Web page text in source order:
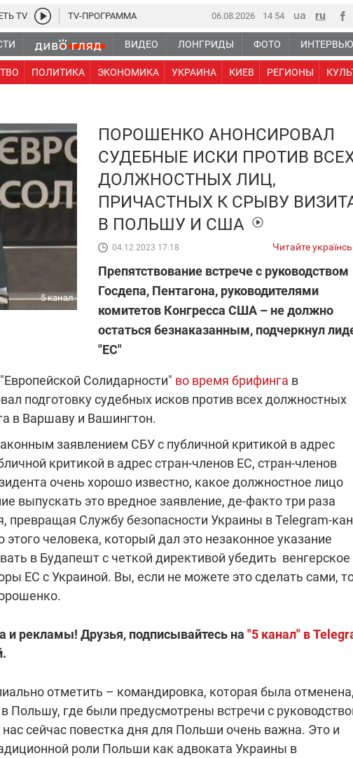
06.08.2026 14:54
ВИДЕО ЛОНГРИДЫ ФОТО ИНТЕРВЬЮ
ПОЛИТИКА ЭКОНОМИКА УКРАИНА КИЕВ РЕГИОНЫ
TV TV-ПРОГРАММА
5 канал
ПОРОШЕНКО АНОНСИРОВАЛ
СУДЕБНЫЕ ИСКИ ПРОТИВ
ДОЛЖНОСТНЫХ ЛИЦ,
ПРИЧАСТНЫХ К СРЫВУ
В ПОЛЬШУ И США
04.12.2023 17:18 Читайте
Препятствование встрече с руководством
Госдепа, Пентагона, руководителями
комитетов Конгресса США – не должно
остаться безнаказанным, подчеркнул
"ЕС"
Солидарности" во время брифинга в
подготовку судебных исков против всех должностных
в Варшаву и Вашингтон.
заявлением СБУ с публичной критикой в адрес
критикой в адрес стран-членов ЕС, стран-членов
очень хорошо известно, какое должностное лицо
выпускать это вредное заявление, де-факто три раза
превращая Службу безопасности Украины в Telegram-
человека, который дал это незаконное указание
в Будапешт с четкой директивой убедить венгерское
ЕС с Украиной. Вы, если не можете это сделать сами,
и рекламы! Друзья, подписывайтесь на "5 канал" в
отметить – командировка, которая была отменена,
Польшу, где были предусмотрены встречи с
сейчас повестка дня для Польши очень важна. Это и
роли Польши как адвоката Украины в
СВЕТА В УКРАИНЕ
потребителей в четырех
остается без
в результате
внешние аккумуляторы: в
с аномальной жарой в августе
возобновление графиков
электроэнергии –
АФЕРАХ ДРУГА ЗЕЛЕНСКОГО
отношении бывшего
директора Энергоатома
С бывшего вице-премьера
Чернышова сняли электронный
браслет слежения
12:28
войны" и
пикапы –
сбор
на нужды
четырех бригад
военкоров "5 канала",
которые снимают на
Вернадского на
фронт": стрелковая
бригада Воздушных
сил ВСУ собирает на
НРК Numo